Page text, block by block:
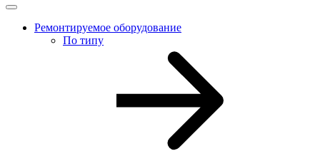
Ремонтируемое оборудование
По типу